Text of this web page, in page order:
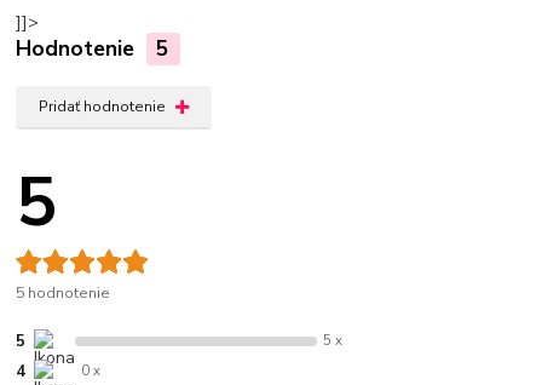
]]>
Hodnotenie 5
Pridať hodnotenie
5
5 hodnotenie
5 5 x
4 0 x